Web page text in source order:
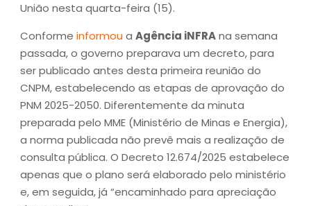
União nesta quarta-feira (15).
Conforme informoua Agência iNFRAna semana
passada, o governo preparava um decreto, para
ser publicado antes desta primeira reunião do
CNPM, estabelecendo as etapas de aprovação do
PNM 2025-2050. Diferentemente da minuta
preparada pelo MME (Ministério de Minas e Energia),
a norma publicada não prevê mais a realização de
consulta pública. O Decreto 12.674/2025 estabelece
apenas que o plano será elaborado pelo ministério
e, em seguida, já “encaminhado para apreciação